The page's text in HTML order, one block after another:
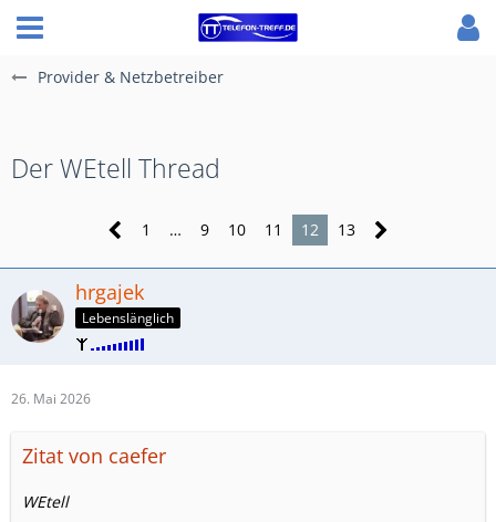
Provider & Netzbetreiber
Der WEtell Thread
1 … 9 10 11 12 13
hrgajek
Lebenslänglich
26. Mai 2026
Zitat von caefer
WEtell